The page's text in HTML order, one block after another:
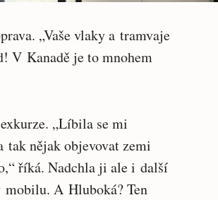
„Vaše vlaky a tramvaje
V Kanadě je to mnohem
„Líbila se mi
tak nějak objevovat zemi
říká. Nadchla ji ale i další
mobilu. A Hluboká? Ten